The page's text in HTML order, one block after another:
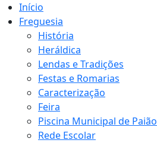
Início
Freguesia
História
Heráldica
Lendas e Tradições
Festas e Romarias
Caracterização
Feira
Piscina Municipal de Paião
Rede Escolar